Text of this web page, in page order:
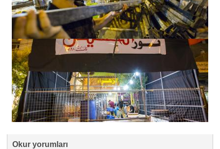
Okur yorumları